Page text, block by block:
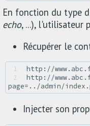
En fonction du type
echo, ...), l'utilisateur
Récupérer le
1
2
http://
Injecter son